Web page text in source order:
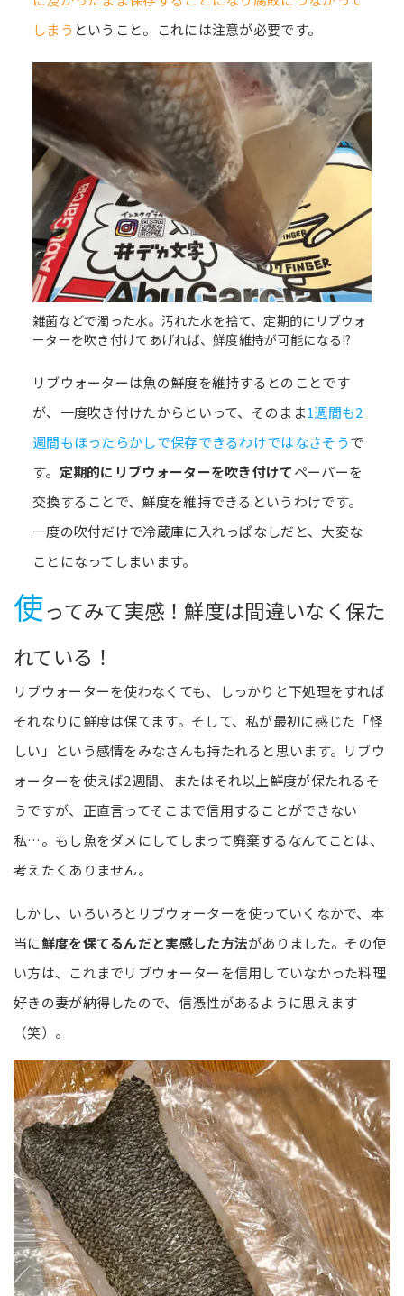
しまう ということ。これには注意が必要です。
雑菌などで濁った水。汚れた水を捨て、定期的にリブウォ
ーターを吹き付けてあげれば、鮮度維持が可能になる!?
リブウォーターは魚の鮮度を維持するとのことです
が、一度吹き付けたからといって、そのまま1週間も2
週間もほったらかしで保存できるわけではなさそうで
す。 定期的にリブウォーターを吹き付けてペーパーを
交換することで、鮮度を維持できるというわけです。
一度の吹付だけで冷蔵庫に入れっぱなしだと、大変な
ことになってしまいます。
使ってみて実感！鮮度は間違いなく保た
れている！
リブウォーターを使わなくても、しっかりと下処理をすれば
それなりに鮮度は保てます。そして、私が最初に感じた「怪
しい」という感情をみなさんも持たれると思います。リブウ
ォーターを使えば2週間、またはそれ以上鮮度が保たれるそ
うですが、正直言ってそこまで信用することができない
私…。もし魚をダメにしてしまって廃棄するなんてことは、
考えたくありません。
しかし、いろいろとリブウォーターを使っていくなかで、本
当に鮮度を保てるんだと実感した方法がありました。その使
い方は、これまでリブウォーターを信用していなかった料理
好きの妻が納得したので、信憑性があるように思えます
（笑）。